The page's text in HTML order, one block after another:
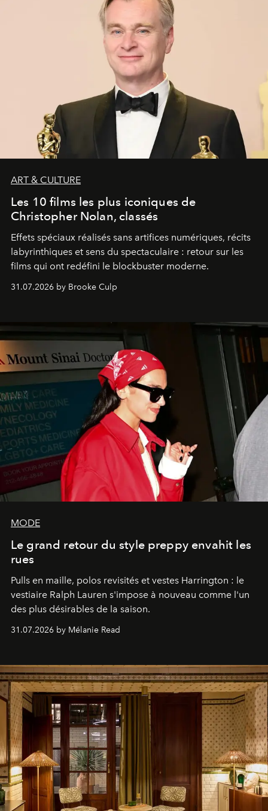
ART & CULTURE
Les 10 films les plus iconiques de
Christopher Nolan, classés
Effets spéciaux réalisés sans artifices numériques, récits
labyrinthiques et sens du spectaculaire : retour sur les
films qui ont redéfini le blockbuster moderne.
31.07.2026 by Brooke Culp
MODE
Le grand retour du style preppy envahit les
rues
Pulls en maille, polos revisités et vestes Harrington : le
vestiaire Ralph Lauren s'impose à nouveau comme l'un
des plus désirables de la saison.
31.07.2026 by Mélanie Read